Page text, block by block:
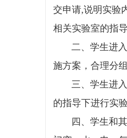
交申请,说明实验
相关实验室的指
二、学生进
施方案，合理分
三、学生进
的指导下进行实
四、学生和